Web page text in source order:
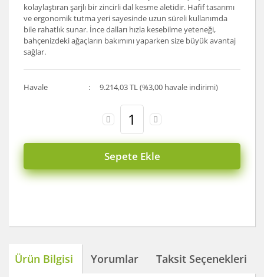
kolaylaştıran şarjlı bir zincirli dal kesme aletidir. Hafif tasarımı
ve ergonomik tutma yeri sayesinde uzun süreli kullanımda
bile rahatlık sunar. İnce dalları hızla kesebilme yeteneği,
bahçenizdeki ağaçların bakımını yaparken size büyük avantaj
sağlar.
Havale 9.214,03 TL (%3,00 havale indirimi)
Sepete Ekle
Ürün Bilgisi Yorumlar Taksit Seçenekleri